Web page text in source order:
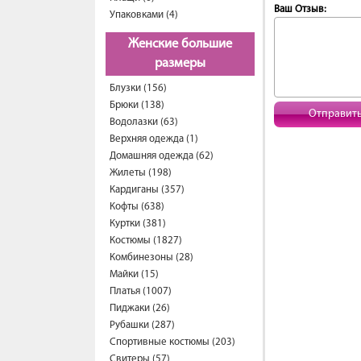
Упаковками (4)
Женские большие
размеры
Блузки (156)
Брюки (138)
Водолазки (63)
Верхняя одежда (1)
Домашняя одежда (62)
Жилеты (198)
Кардиганы (357)
Кофты (638)
Куртки (381)
Костюмы (1827)
Комбинезоны (28)
Майки (15)
Платья (1007)
Пиджаки (26)
Рубашки (287)
Спортивные костюмы (203)
Ваш Отзыв: